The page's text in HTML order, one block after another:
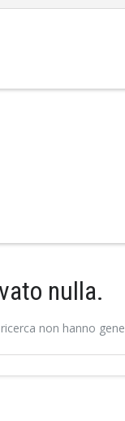
nulla.
non hanno